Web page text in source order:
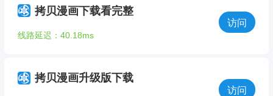
拷贝漫画下载看完整
线路延迟：40.18ms
访问
拷贝漫画升级版下载
访问